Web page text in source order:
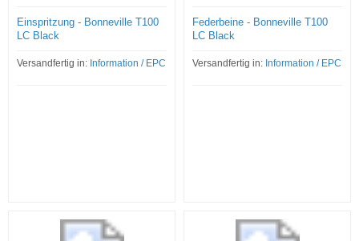
Einspritzung - Bonneville T100
LC Black
Versandfertig in: Information / EPC
Federbeine - Bonneville T100
LC Black
Versandfertig in: Information / EPC